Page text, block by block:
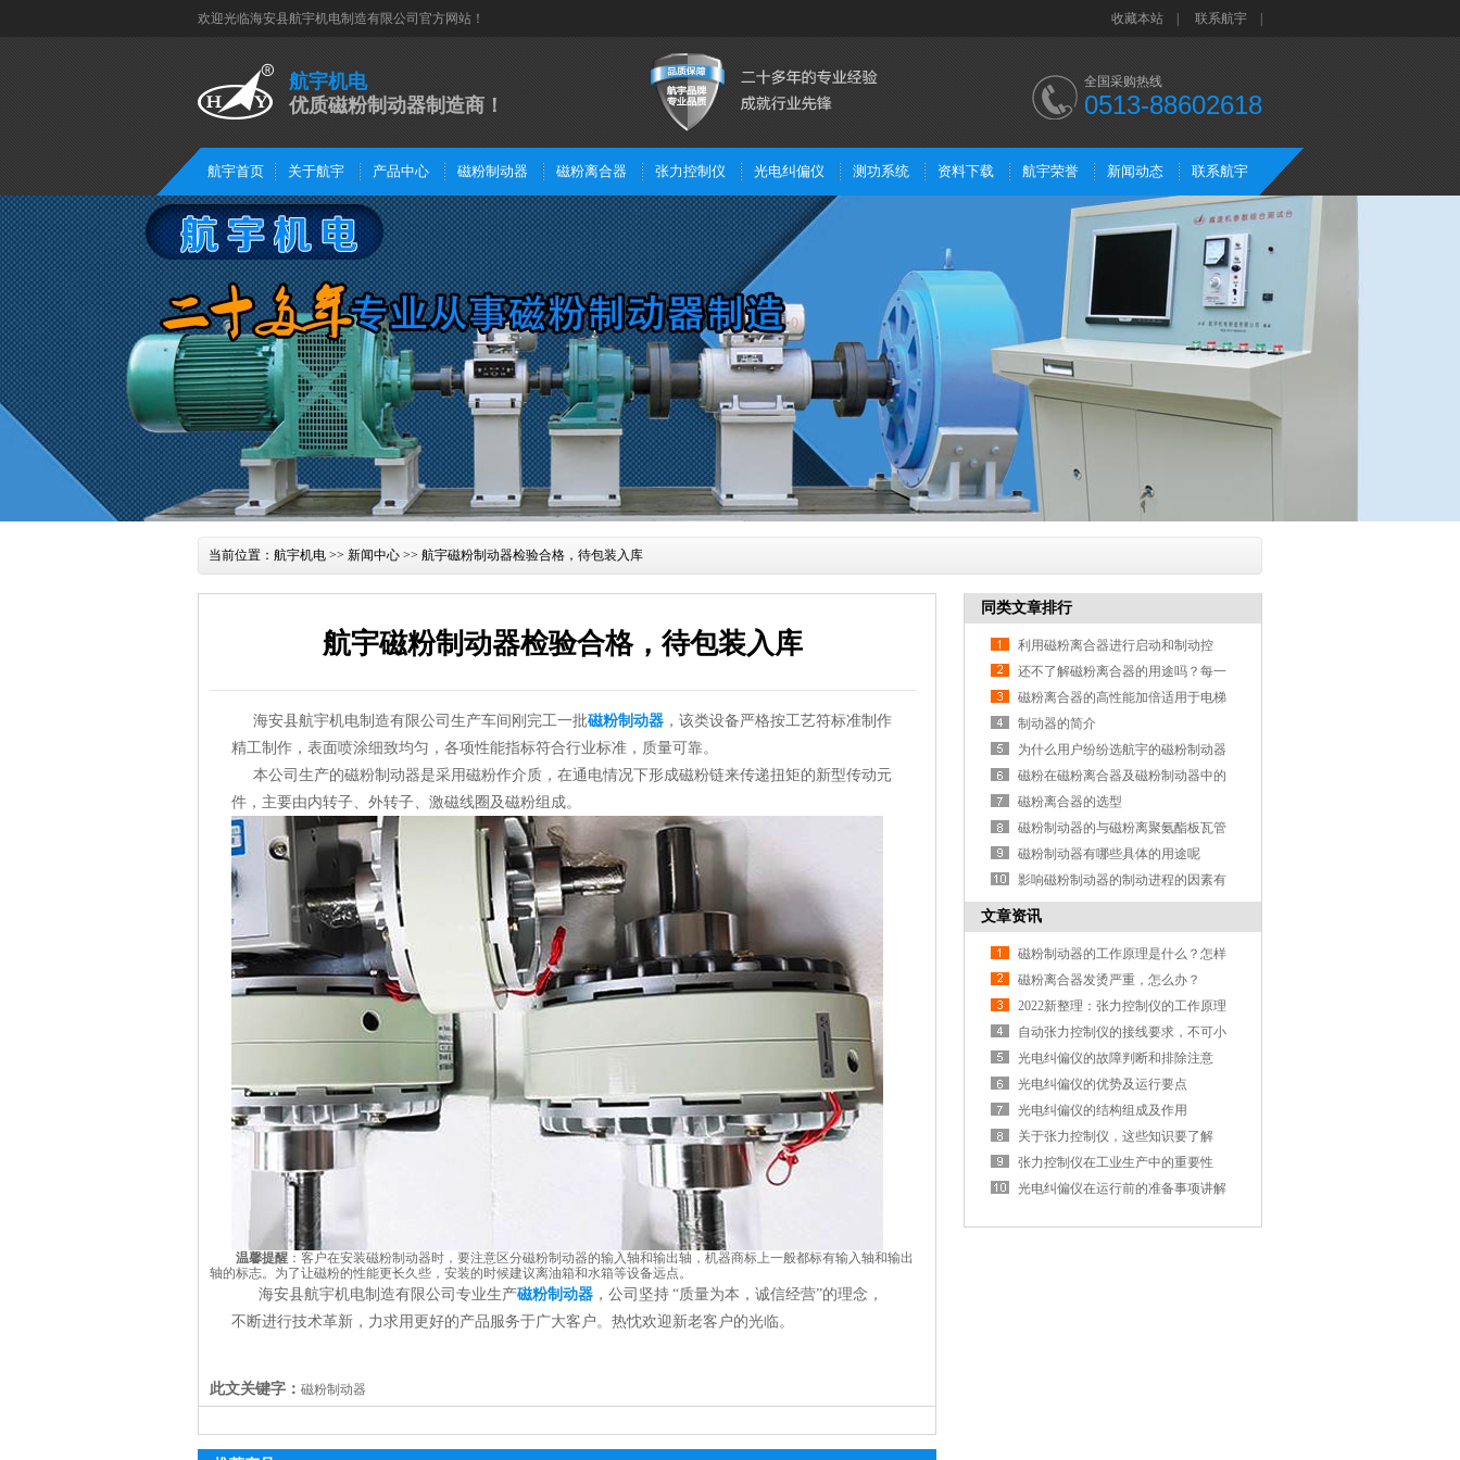
欢迎光临海安县航宇机电制造有限公司官方网站！ 收藏本站 联系航宇
航宇机电
优质磁粉制动器制造商！
全国采购热线
0513-88602618
航宇首页 关于航宇 产品中心 磁粉制动器 磁粉离合器 张力控制仪 光电纠偏仪 测功系统 资料下载 航宇荣誉 新闻动态 联系航宇
当前位置： 航宇机电 >> 新闻中心 >> 航宇磁粉制动器检验合格，待包装入库
航宇磁粉制动器检验合格，待包装入库
海安县航宇机电制造有限公司生产车间刚完工一批磁粉制动器 ，该类设备严格按工艺符标准制作
精工制作，表面喷涂细致均匀，各项性能指标符合行业标准，质量可靠。
本公司生产的磁粉制动器是采用磁粉作介质，在通电情况下形成磁粉链来传递扭矩的新型传动元
件，主要由内转子、外转子、激磁线圈及磁粉组成。
温馨提醒 ：客户在安装磁粉制动器时，要注意区分磁粉制动器的输入轴和输出轴，机器商标上一般都标有输入轴和输出
轴的标志。为了让磁粉的性能更长久些，安装的时候建议离油箱和水箱等设备远点。
海安县航宇机电制造有限公司专业生产磁粉制动器 ，公司坚持 “质量为本，诚信经营”的理念，
不断进行技术革新，力求用更好的产品服务于广大客户。热忱欢迎新老客户的光临。
此文关键字： 磁粉制动器
同类文章排行
利用磁粉离合器进行启动和制动控
制，意想不到的效果出现了....
还不了解磁粉离合器的用途吗？每一
点都离你很近！！
磁粉离合器的高性能加倍适用于电梯
调治系统
制动器的简介
为什么用户纷纷选航宇的磁粉制动器
呢？原来它结构性能这么先进
磁粉在磁粉离合器及磁粉制动器中的
重要性
磁粉离合器的选型
磁粉制动器的与磁粉离聚氨酯板瓦管
壳合器原理类似
磁粉制动器有哪些具体的用途呢
影响磁粉制动器的制动进程的因素有
哪些呢
文章资讯
磁粉制动器的工作原理是什么？怎样
安装呢
磁粉离合器发烫严重，怎么办？
2022新整理：张力控制仪的工作原理
及分类
自动张力控制仪的接线要求，不可小
觑
光电纠偏仪的故障判断和排除注意
点，了解了吗
光电纠偏仪的优势及运行要点
光电纠偏仪的结构组成及作用
关于张力控制仪，这些知识要了解
张力控制仪在工业生产中的重要性
光电纠偏仪在运行前的准备事项讲解